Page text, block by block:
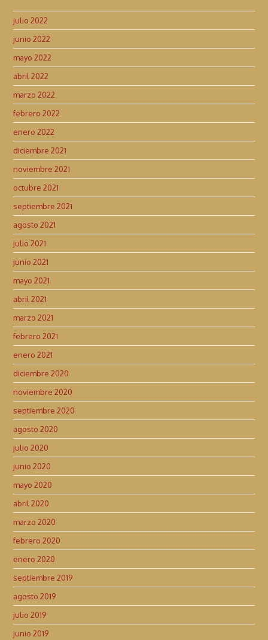
julio 2022
junio 2022
mayo 2022
abril 2022
marzo 2022
febrero 2022
enero 2022
diciembre 2021
noviembre 2021
octubre 2021
septiembre 2021
agosto 2021
julio 2021
junio 2021
mayo 2021
abril 2021
marzo 2021
febrero 2021
enero 2021
diciembre 2020
noviembre 2020
septiembre 2020
agosto 2020
julio 2020
junio 2020
mayo 2020
abril 2020
marzo 2020
febrero 2020
enero 2020
septiembre 2019
agosto 2019
julio 2019
junio 2019